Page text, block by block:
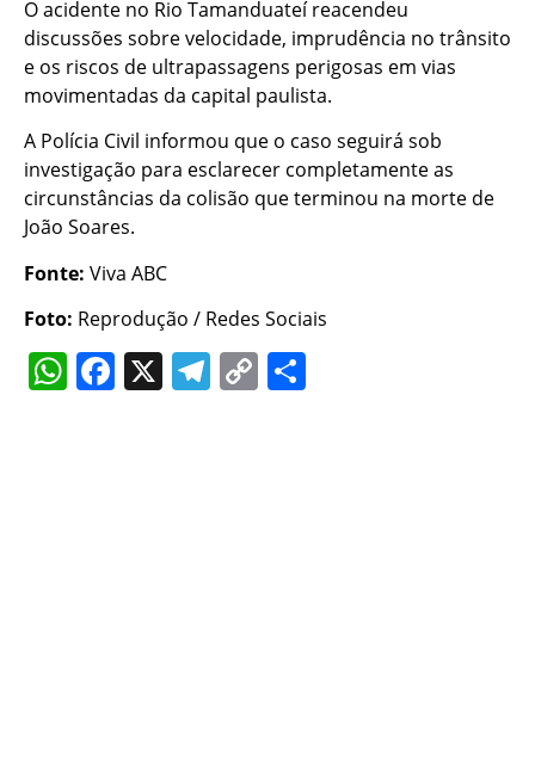
O acidente no Rio Tamanduateí reacendeu
discussões sobre velocidade, imprudência no trânsito
e os riscos de ultrapassagens perigosas em vias
movimentadas da capital paulista.
A Polícia Civil informou que o caso seguirá sob
investigação para esclarecer completamente as
circunstâncias da colisão que terminou na morte de
João Soares.
Fonte: Viva ABC
Foto: Reprodução / Redes Sociais
WhatsApp
Facebook
X Telegram
Copy